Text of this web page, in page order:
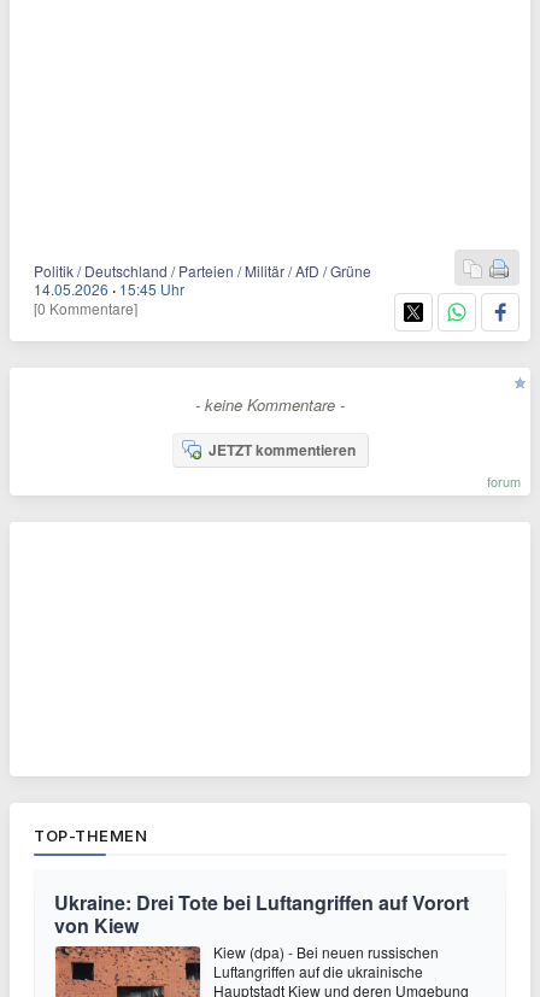
Politik / Deutschland / Parteien / Militär / AfD / Grüne
14.05.2026 · 15:45 Uhr
[0 Kommentare]
- keine Kommentare -
JETZT kommentieren
forum
TOP-THEMEN
Ukraine: Drei Tote bei Luftangriffen auf Vorort
von Kiew
Kiew (dpa) - Bei neuen russischen
Luftangriffen auf die ukrainische
Hauptstadt Kiew und deren Umgebung